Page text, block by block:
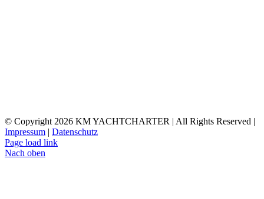
© Copyright 2026 KM YACHTCHARTER | All Rights Reserved |
Impressum | Datenschutz
Page load link
Nach oben